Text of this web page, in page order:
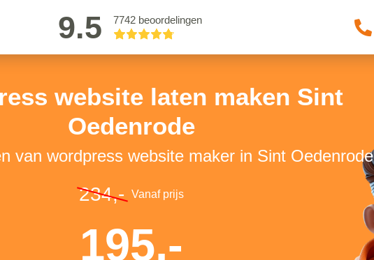
9.5 7742 beoordelingen
website laten maken Sint
Oedenrode
van wordpress website maker in Sint Oedenrode
234,- Vanaf prijs
195,-